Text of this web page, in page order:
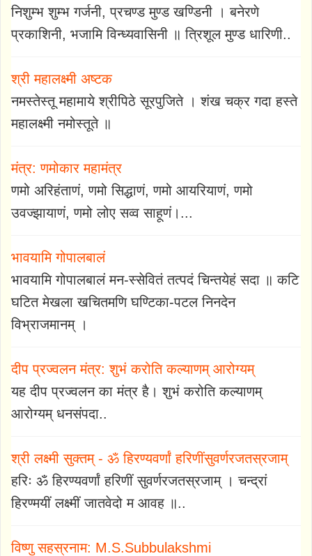
निशुम्भ शुम्भ गर्जनी, प्रचण्ड मुण्ड खण्डिनी । बनेरणे
प्रकाशिनी, भजामि विन्ध्यवासिनी ॥ त्रिशूल मुण्ड धारिणी..
श्री महालक्ष्मी अष्टक
नमस्तेस्तू महामाये श्रीपिठे सूरपुजिते । शंख चक्र गदा हस्ते
महालक्ष्मी नमोस्तूते ॥
मंत्र: णमोकार महामंत्र
णमो अरिहंताणं, णमो सिद्धाणं, णमो आयरियाणं, णमो
उवज्झायाणं, णमो लोए सव्व साहूणं।...
भावयामि गोपालबालं
भावयामि गोपालबालं मन-स्सेवितं तत्पदं चिन्तयेहं सदा ॥ कटि
घटित मेखला खचितमणि घण्टिका-पटल निनदेन
विभ्राजमानम् ।
दीप प्रज्वलन मंत्र: शुभं करोति कल्याणम् आरोग्यम्
यह दीप प्रज्वलन का मंत्र है। शुभं करोति कल्याणम्
आरोग्यम् धनसंपदा..
श्री लक्ष्मी सुक्तम् - ॐ हिरण्यवर्णां हरिणींसुवर्णरजतस्रजाम्
हरिः ॐ हिरण्यवर्णां हरिणीं सुवर्णरजतस्रजाम् । चन्द्रां
हिरण्मयीं लक्ष्मीं जातवेदो म आवह ॥..
विष्णु सहस्रनाम: M.S.Subbulakshmi